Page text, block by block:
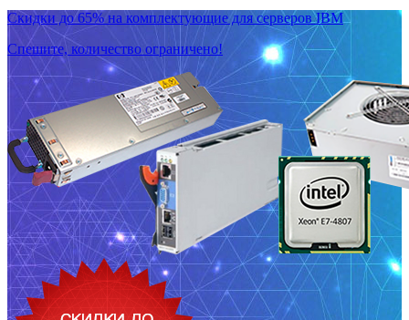
Скидки до 65% на комплектующие для серверов IBM
Спешите, количество ограничено!